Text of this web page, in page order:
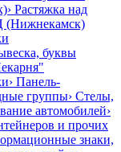
› Растяжка над
(Нижнекамск)
буквы
› Панель-
группы› Стелы,
автомобилей›
и прочих
знаки,